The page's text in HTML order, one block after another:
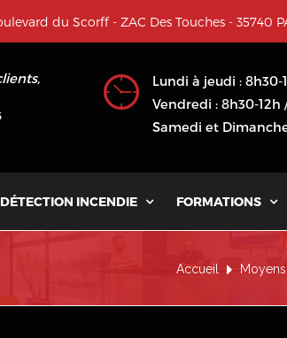
du Scorff - ZAC Des Touches - 35740
Lundi à jeudi : 8h30-
Vendredi : 8h30-12h
Samedi et
INCENDIE  FORMATIONS 
Accueil